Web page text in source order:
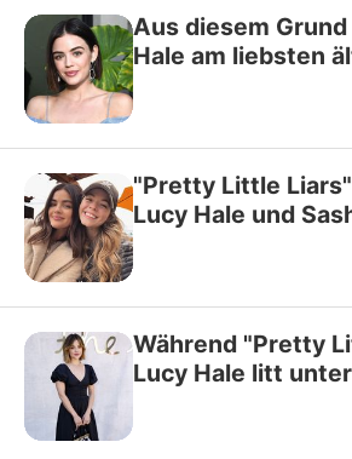
Aus diesem
Hale am liebsten
"Pretty Little
Lucy Hale und
Während "Pretty
Lucy Hale litt